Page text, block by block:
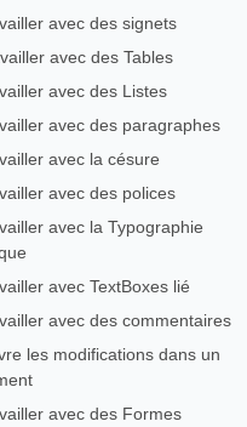
avec des signets
avec des Tables
avec des Listes
avec des paragraphes
avec la césure
avec des polices
avec la Typographie
avec TextBoxes lié
avec des commentaires
les modifications dans un
avec des Formes